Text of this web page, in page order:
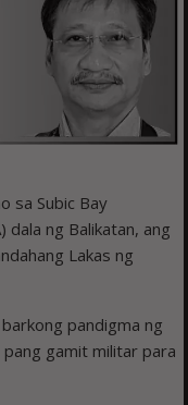
sa Subic Bay
dala ng Balikatan, ang
Lakas ng
pandigma ng
gamit militar para